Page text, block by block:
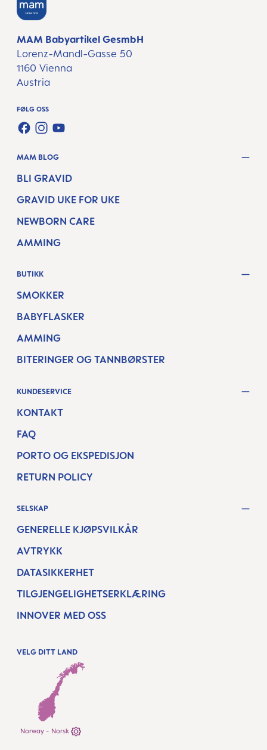
MAM Babyartikel GesmbH
Lorenz-Mandl-Gasse 50
1160 Vienna
Austria
FØLG OSS
FACEBOOK
INSTAGRAM
YOUTUBE
MAM BLOG
BLI GRAVID
GRAVID UKE FOR UKE
NEWBORN CARE
AMMING
BUTIKK
SMOKKER
BABYFLASKER
AMMING
BITERINGER OG TANNBØRSTER
KUNDESERVICE
KONTAKT
FAQ
PORTO OG EKSPEDISJON
RETURN POLICY
SELSKAP
GENERELLE KJØPSVILKÅR
AVTRYKK
DATASIKKERHET
TILGJENGELIGHETSERKLÆRING
INNOVER MED OSS
VELG DITT LAND
Norway - Norsk